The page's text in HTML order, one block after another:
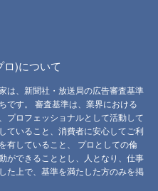
)について
は、新聞社・放送局の広告審査基準
です。 審査基準は、業界における
プロフェッショナルとして活動して
ていること、消費者に安心してご利
有していること、 プロとしての倫
ができることとし、人となり、仕事
た上で、基準を満たした方のみを掲